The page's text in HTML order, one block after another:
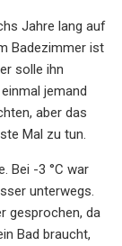
Jahre lang auf
Badezimmer ist
solle ihn
jemand
aber das
Mal zu tun.
Bei -3 °C war
unterwegs.
gesprochen, da
Bad braucht,